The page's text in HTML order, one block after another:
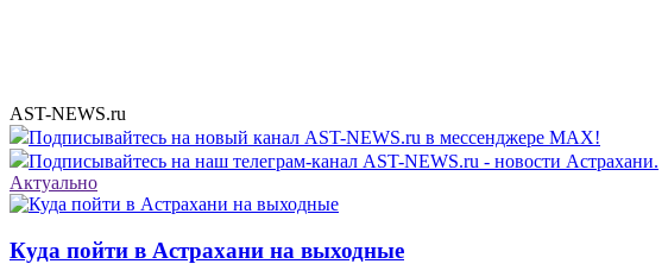
AST-NEWS.ru
Подписывайтесь на новый канал AST-NEWS.ru в мессенджере MAX!
Подписывайтесь на наш телеграм-канал AST-NEWS.ru - новости Астрахани.
Актуально
Куда пойти в Астрахани на выходные